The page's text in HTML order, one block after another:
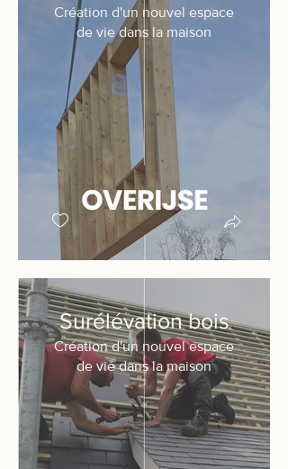
Création d'un nouvel espace
de vie dans la maison
Surélévation bois
Création d'un nouvel espace
de vie dans la maison